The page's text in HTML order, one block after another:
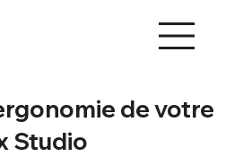
de votre
Studio